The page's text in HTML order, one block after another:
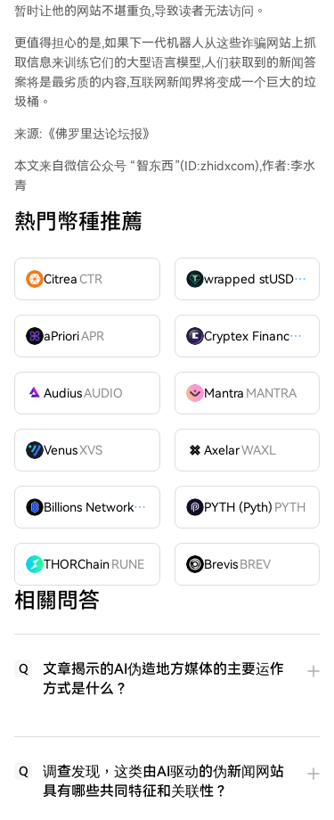
暂时让他的网站不堪重负,导致读者无法访问。
更值得担心的是,如果下一代机器人从这些诈骗网站上抓
取信息来训练它们的大型语言模型,人们获取到的新闻答
案将是最劣质的内容,互联网新闻界将变成一个巨大的垃
圾桶。
来源:《佛罗里达论坛报》
本文来自微信公众号 “智东西”(ID:zhidxcom),作者:李水
青
熱門幣種推薦
CitreaCTR wrapped stUSDT
aPrioriAPR Cryptex FinanceCTX
AudiusAUDIO Mantra MANTRA
VenusXVS AxelarWAXL
Billions Network
BILL PYTH (Pyth) PYTH
THORChainRUNE Brevis BREV
相關問答
Q
文章揭示的AI伪造地方媒体的主要运作
方式是什么？
Q
调查发现，这类由AI驱动的伪新闻网站
具有哪些共同特征和关联性？